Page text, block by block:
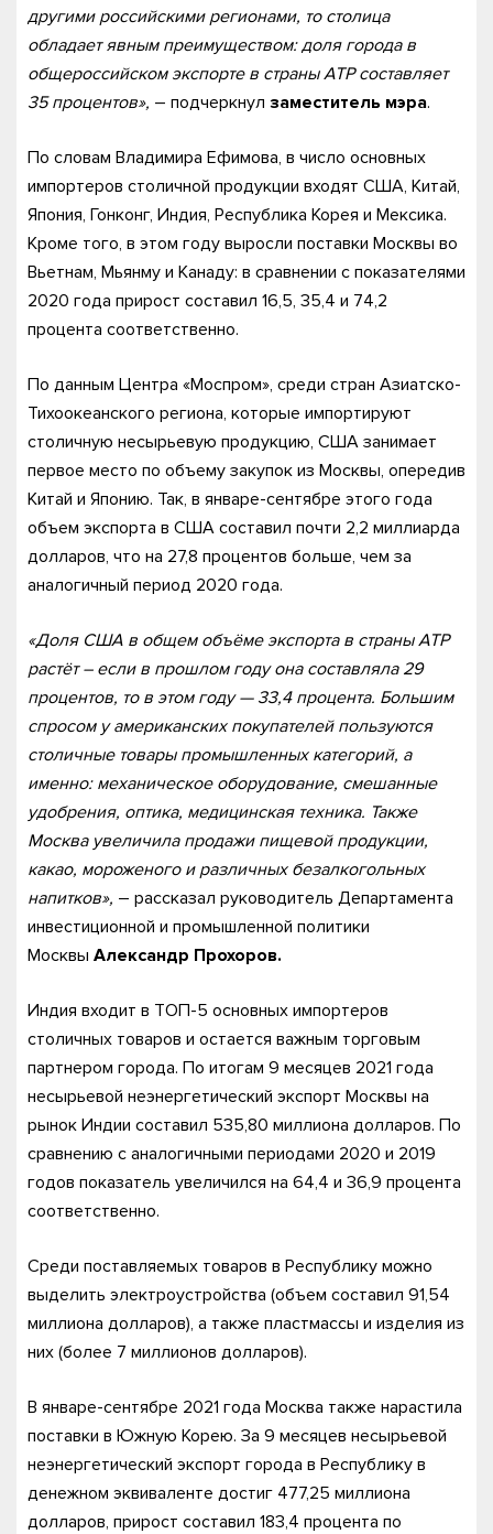
другими российскими регионами, то столица
обладает явным преимуществом: доля города в
общероссийском экспорте в страны АТР составляет
35 процентов», – подчеркнул заместитель мэра.
По словам Владимира Ефимова, в число основных
импортеров столичной продукции входят США, Китай,
Япония, Гонконг, Индия, Республика Корея и Мексика.
Кроме того, в этом году выросли поставки Москвы во
Вьетнам, Мьянму и Канаду: в сравнении с показателями
2020 года прирост составил 16,5, 35,4 и 74,2
процента соответственно.
По данным Центра «Моспром», среди стран Азиатско-
Тихоокеанского региона, которые импортируют
столичную несырьевую продукцию, США занимает
первое место по объему закупок из Москвы, опередив
Китай и Японию. Так, в январе-сентябре этого года
объем экспорта в США составил почти 2,2 миллиарда
долларов, что на 27,8 процентов больше, чем за
аналогичный период 2020 года.
«Доля США в общем объёме экспорта в страны АТР
растёт – если в прошлом году она составляла 29
процентов, то в этом году — 33,4 процента. Большим
спросом у американских покупателей пользуются
столичные товары промышленных категорий, а
именно: механическое оборудование, смешанные
удобрения, оптика, медицинская техника. Также
Москва увеличила продажи пищевой продукции,
какао, мороженого и различных безалкогольных
напитков», – рассказал руководитель Департамента
инвестиционной и промышленной политики
Москвы Александр Прохоров.
Индия входит в ТОП-5 основных импортеров
столичных товаров и остается важным торговым
партнером города. По итогам 9 месяцев 2021 года
несырьевой неэнергетический экспорт Москвы на
рынок Индии составил 535,80 миллиона долларов. По
сравнению с аналогичными периодами 2020 и 2019
годов показатель увеличился на 64,4 и 36,9 процента
соответственно.
Среди поставляемых товаров в Республику можно
выделить электроустройства (объем составил 91,54
миллиона долларов), а также пластмассы и изделия из
них (более 7 миллионов долларов).
В январе-сентябре 2021 года Москва также нарастила
поставки в Южную Корею. За 9 месяцев несырьевой
неэнергетический экспорт города в Республику в
денежном эквиваленте достиг 477,25 миллиона
долларов, прирост составил 183,4 процента по